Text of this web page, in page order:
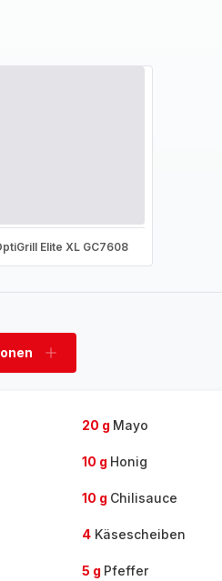
Elite XL GC7608
Personen
20 g Mayo
10 g Honig
10 g Chilisauce
4Käsescheiben
5 g Pfeffer